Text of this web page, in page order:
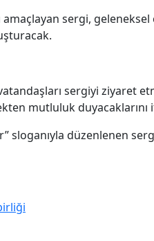
sergi,
sergiyi ziyaret
mutluluk
sloganıyla düzenlenen